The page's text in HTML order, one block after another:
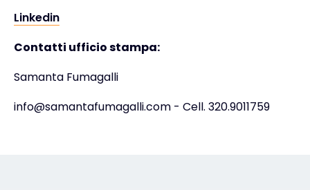
Linkedin
Contatti ufficio stampa:
Samanta Fumagalli
info@samantafumagalli.com - Cell. 320.9011759